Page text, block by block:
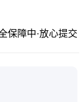
保障中·放心提交